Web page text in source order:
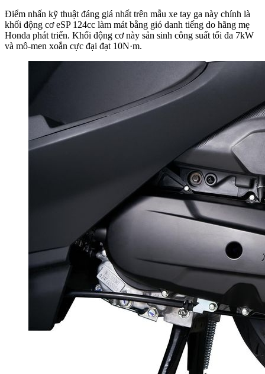
Điểm nhấn kỹ thuật đáng giá nhất trên mẫu xe tay ga này chính là
khối động cơ eSP 124cc làm mát bằng gió danh tiếng do hãng mẹ
Honda phát triển. Khối động cơ này sản sinh công suất tối đa 7kW
và mô-men xoắn cực đại đạt 10N·m.